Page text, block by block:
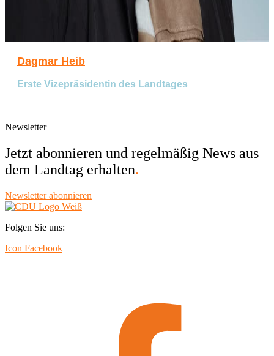
Dagmar Heib
Erste Vizepräsidentin des Landtages
Newsletter
Jetzt abonnieren und regelmäßig News aus
dem Landtag erhalten.
Newsletter abonnieren
Folgen Sie uns:
Icon Facebook